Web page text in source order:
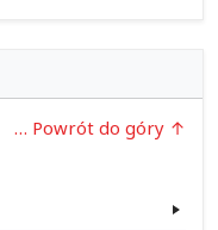
… Powrót do góry